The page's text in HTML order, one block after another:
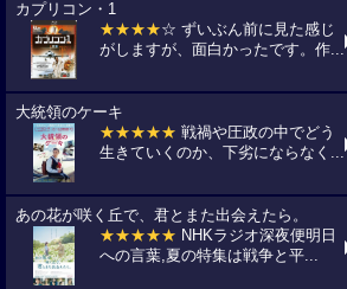
カプリコン・1
★★★★☆ ずいぶん前に見た感じ
がしますが、面白かったです。作...
大統領のケーキ
★★★★★ 戦禍や圧政の中でどう
生きていくのか、下劣にならなく...
あの花が咲く丘で、君とまた出会えたら。
★★★★★ NHKラジオ深夜便明日
への言葉,夏の特集は戦争と平...